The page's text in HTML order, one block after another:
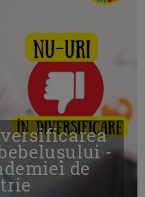
-
de